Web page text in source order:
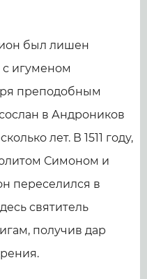
был лишен
игуменом
преподобным
в Андроников
лет. В 1511 году,
Симоном и
переселился в
святитель
получив дар